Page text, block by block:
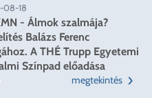
08-18
- Álmok szalmája?
Balázs Ferenc
A THÉ Trupp Egyetemi
Színpad előadása
megtekintés